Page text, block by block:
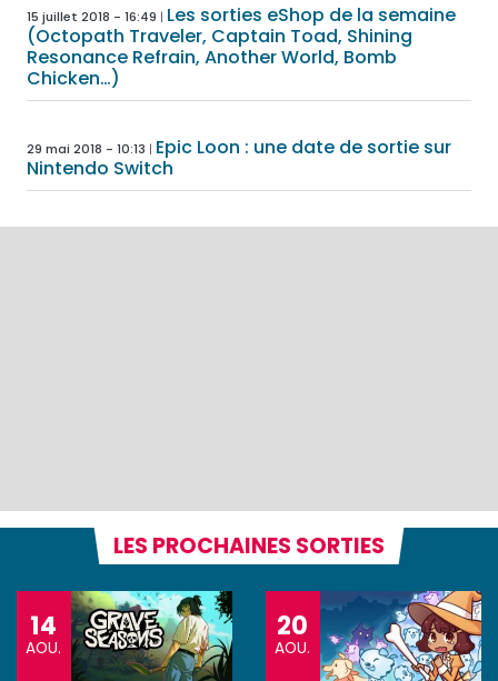
15 juillet 2018 - 16:49
Les sorties eShop de la semaine
(Octopath Traveler, Captain Toad, Shining
Resonance Refrain, Another World, Bomb
Chicken…)
29 mai 2018 - 10:13
Epic Loon : une date de sortie sur
Nintendo Switch
LES PROCHAINES SORTIES
14
AOU.
20
AOU.